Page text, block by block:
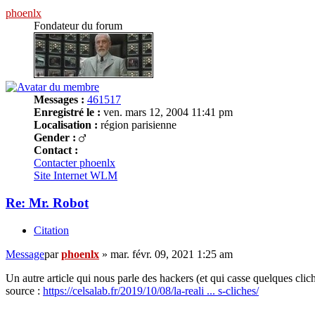
phoenlx
Fondateur du forum
Messages : 461517
Enregistré le : ven. mars 12, 2004 11:41 pm
Localisation : région parisienne
Gender :
Contact :
Contacter phoenlx
Site Internet WLM
Re: Mr. Robot
Citation
Messageparphoenlx » mar. févr. 09, 2021 1:25 am
Un autre article qui nous parle des hackers (et qui casse quelques
source : https://celsalab.fr/2019/10/08/la-reali ... s-cliches/